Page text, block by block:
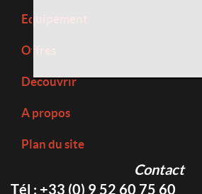
Equipement
Offres
Découvrir
A propos
Plan du site
Contact
Tél : +33 (0) 9 52 60 75 60